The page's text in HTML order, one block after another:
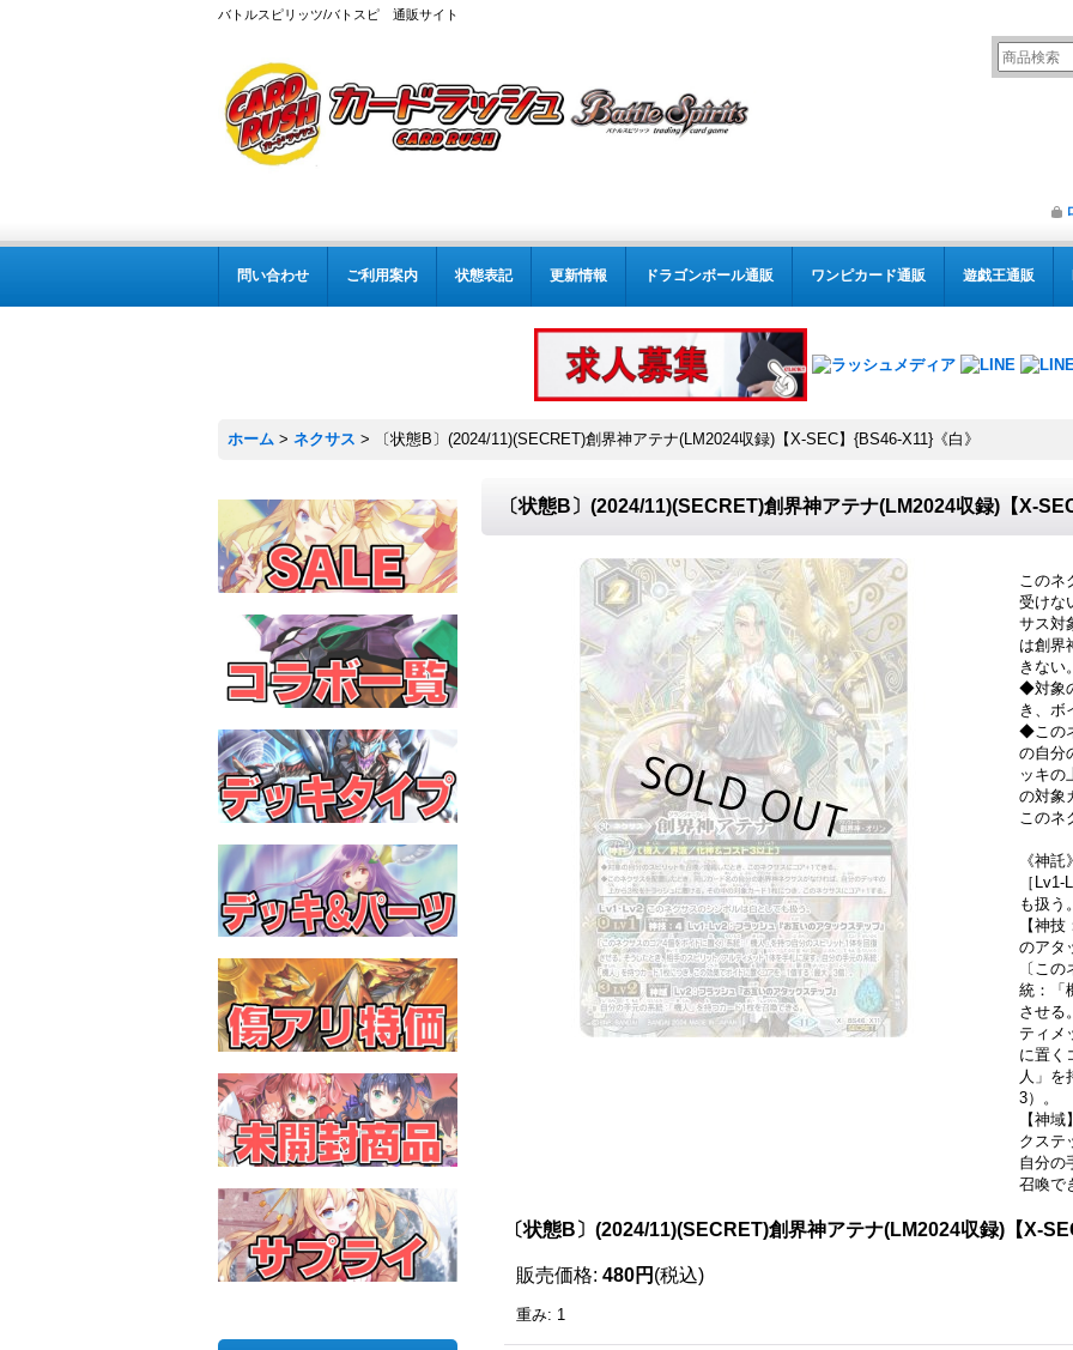
バトルスピリッツ/バトスピ 通販サイト
問い合わせ ご利用案内 状態表記 更新情報 ドラゴンボール通販 ワンピカード通販 遊戯王通販
ホーム > ネクサス > 〔状態B〕(2024/11)(SECRET)創界神アテナ(LM2024収録)【X-SEC】{BS46-X11}《白》
〔状態B〕(2024/11)(SECRET)創界神アテナ(LM2024収録)【X-
このネ
受けな
サス対
は創界
きない
◆対象
き、ボ
◆この
の自分
ッキの
の対象
このネ
《神
［
も扱う
【神
のアタ
〔こ
統：「
させる
ティメ
に置く
人」を
3）。
【神
クステ
自分の
召喚で
〔状態B〕(2024/11)(SECRET)創界神アテナ(LM2024収録)【X-
販売価格: 480円 (税込)
重み: 1